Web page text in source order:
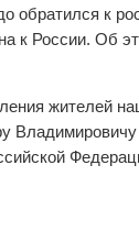
обратился к
к России. Об
жителей